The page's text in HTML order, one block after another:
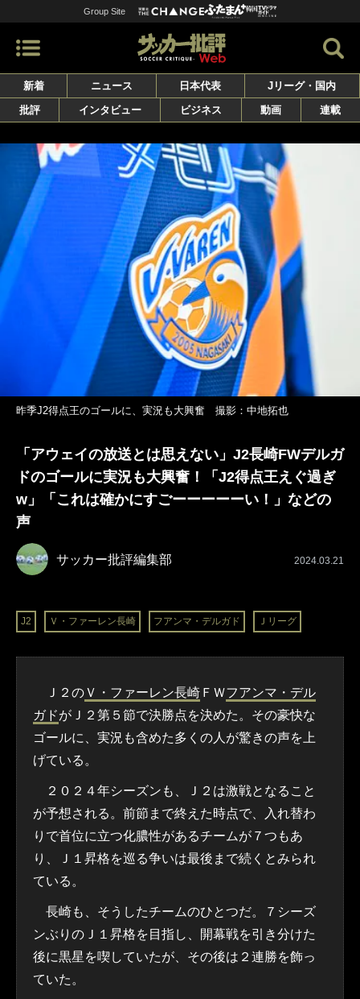
Group Site
新着 ニュース 日本代表
Jリーグ・国内
批評
インタビュー ビジネス 動画 連載
昨季J2得点王のゴールに、実況も大興奮 撮影：中地拓也
「アウェイの放送とは思えない」J2長崎FWデルガ
ドのゴールに実況も大興奮！「J2得点王えぐ過ぎ
w」「これは確かにすごーーーーーい！」などの
声
サッカー批評編集部 2024.03.21
J2 Ｖ・ファーレン長崎 フアンマ・デルガド Ｊリーグ
Ｊ２のＶ・ファーレン長崎 ＦＷフアンマ・デル
ガドがＪ２第５節で決勝点を決めた。その豪快な
ゴールに、実況も含めた多くの人が驚きの声を上
げている。
２０２４年シーズンも、Ｊ２は激戦となること
が予想される。前節まで終えた時点で、入れ替わ
りで首位に立つ化膿性があるチームが７つもあ
り、Ｊ１昇格を巡る争いは最後まで続くとみられ
ている。
長崎も、そうしたチームのひとつだ。７シーズ
ンぶりのＪ１昇格を目指し、開幕戦を引き分けた
後に黒星を喫していたが、その後は２連勝を飾っ
ていた。